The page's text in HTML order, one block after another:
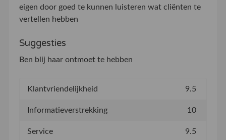
eigen door goed te kunnen luisteren wat cliënten te
vertellen hebben
Suggesties
Ben blij haar ontmoet te hebben
Klantvriendelijkheid 9.5
Informatieverstrekking 10
Service 9.5